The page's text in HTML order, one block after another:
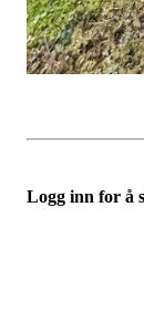
Logg inn for å